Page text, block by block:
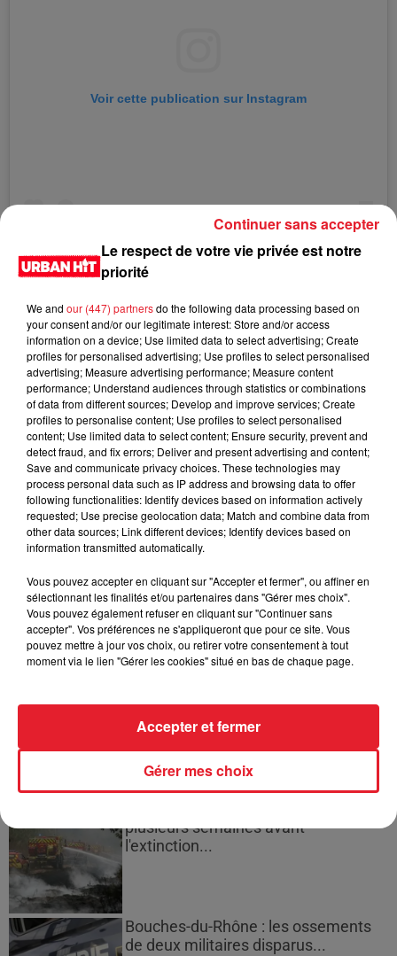
Voir cette publication sur Instagram
Une publication partagée par Elio super héros (@thomaspapa)
LES DERNIÈRES NEWS Voir plus
Jay-Z se bat contre la grand-mère
d'un homme prétendant être son fils
masculine dans sa bataille...
Montparnasse : des désaccords
entre...
plusieurs semaines avant
l'extinction...
Bouches-du-Rhône : les ossements
de deux militaires disparus...
Le respect de votre vie privée est notre
priorité
We and our (447) partnersdo the following data processing based on
your consent and/or our legitimate interest: Store and/or access
information on a device; Use limited data to select advertising; Create
profiles for personalised advertising; Use profiles to select personalised
advertising; Measure advertising performance; Measure content
performance; Understand audiences through statistics or combinations
of data from different sources; Develop and improve services; Create
profiles to personalise content; Use profiles to select personalised
content; Use limited data to select content; Ensure security, prevent and
detect fraud, and fix errors; Deliver and present advertising and content;
Save and communicate privacy choices. These technologies may
process personal data such as IP address and browsing data to offer
following functionalities: Identify devices based on information actively
requested; Use precise geolocation data; Match and combine data from
other data sources; Link different devices; Identify devices based on
information transmitted automatically.
Vous pouvez accepter en cliquant sur "Accepter et fermer", ou affiner en
sélectionnant les finalités et/ou partenaires dans "Gérer mes choix".
Vous pouvez également refuser en cliquant sur "Continuer sans
accepter". Vos préférences ne s'appliqueront que pour ce site. Vous
pouvez mettre à jour vos choix, ou retirer votre consentement à tout
moment via le lien "Gérer les cookies" situé en bas de chaque page.
Gérer mes choix
Accepter et fermer
Continuer sans accepter